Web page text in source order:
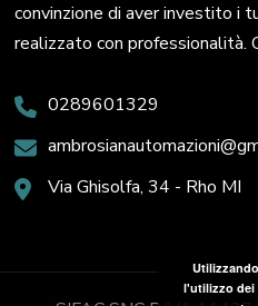
convinzione di aver investito i
realizzato con
0289601329
Via Ghisolfa, 34 - Rho MI
l'utilizzo dei